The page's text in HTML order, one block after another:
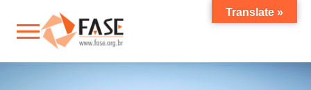
Translate »